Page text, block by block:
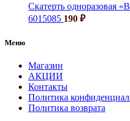
Скатерть одноразовая
6015085 190 ₽
Меню
Магазин
АКЦИИ
Контакты
Политика
Политика возврата